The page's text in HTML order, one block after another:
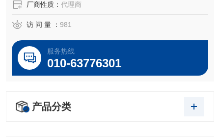
厂商性质： 代理商
访 问 量 ： 981
服务热线
010-63776301
产品分类